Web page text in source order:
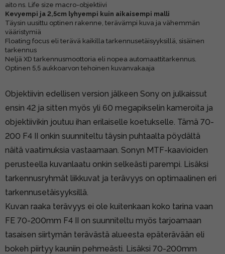
aito ns. Life size macro-objektiivi
Kevyempi ja 2,5cm lyhyempi kuin aikaisempi malli
Täysin uusittu optinen rakenne, terävämpi kuva ja vähemmän
vääristymiä
Floating focus eli terävä kaikilla tarkennusetäisyyksillä, sisäinen
tarkennus
Neljä XD tarkennusmoottoria eli nopea automaattitarkennus.
Optinen 5,5 aukkoarvon tehoinen kuvanvakaaja
Objektiivin edellisen version jälkeen Sony on julkaissut
ensin 42 ja sitten myös yli 60 megapikselin kameroita ja
objektiivikin joutuu ihan erilaiselle koetukselle. Tämä 70-
200 F4 II onkin suunniteltu täysin puhtaalta pöydältä
näitä vaatimuksia vastaamaan. Sonyn MTF-kaavioiden
perusteella kuvanlaatu onkin selkeästi parempi. Lisäksi
tarkennusryhmät liikkuvat ja terävyys on optimaalinen eri
tarkennusetäisyyksillä.
Kuvan raaka terävyys ei ole kuitenkaan koko tarina vaan
FE 70-200mm F4 II on suunniteltu myös tarjoamaan
tasaisen siirtymän terävästä alueesta epäterävään eli
bokeh piirtyy kauniin pehmeästi. Lisäksi 70-200mm